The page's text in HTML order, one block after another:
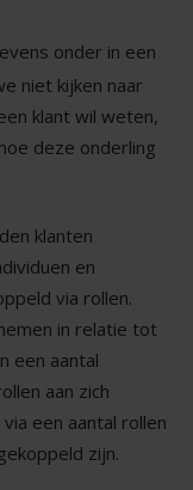
onder in een
niet kijken naar
klant wil weten,
deze onderling
klanten
en
via rollen.
in relatie tot
een aantal
aan zich
een aantal rollen
zijn.